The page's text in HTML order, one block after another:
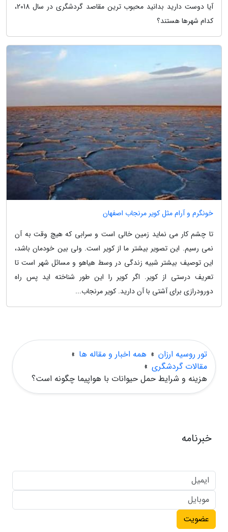
آیا دوست دارید بدانید محبوب ترین مقاصد گردشگری در سال 2018،
کدام شهرها هستند؟
خونگرم و آرام مثل کویر مرنجاب اصفهان
تا چشم کار می نماید زمین خالی است و سرابی که هیچ وقت به آن
نمی رسیم. این تصویر بیشتر ما از کویر است. ولی بین خودمان باشد،
این توصیف بیشتر شبیه زندگی در وسط هیاهو و مسائل شهر است تا
تعریف درستی از کویر. اگر کویر را این طور شناخته اید پس راه
دورودرازی برای آشتی با آن دارید. کویر مرنجاب...
تور روسیه ارزان » همه اخبار و مقاله ها »
مقالات گردشگری »
هزینه و شرایط حمل حیوانات با هواپیما چگونه است؟
خبرنامه
عضویت